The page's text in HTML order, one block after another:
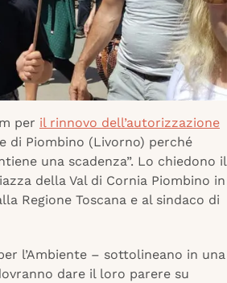
per il rinnovo dell’autorizzazione
di Piombino (Livorno) perché
una scadenza”. Lo chiedono il
della Val di Cornia Piombino in
Regione Toscana e al sindaco di
l’Ambiente – sottolineano in una
dare il loro parere su